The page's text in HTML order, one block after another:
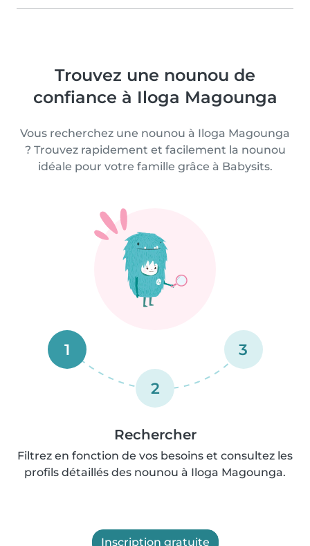
Trouvez une nounou de
confiance à Iloga Magounga
Vous recherchez une nounou à Iloga Magounga
? Trouvez rapidement et facilement la nounou
idéale pour votre famille grâce à Babysits.
1
2
3
Rechercher
Filtrez en fonction de vos besoins et consultez les
profils détaillés des nounou à Iloga Magounga.
Inscription gratuite